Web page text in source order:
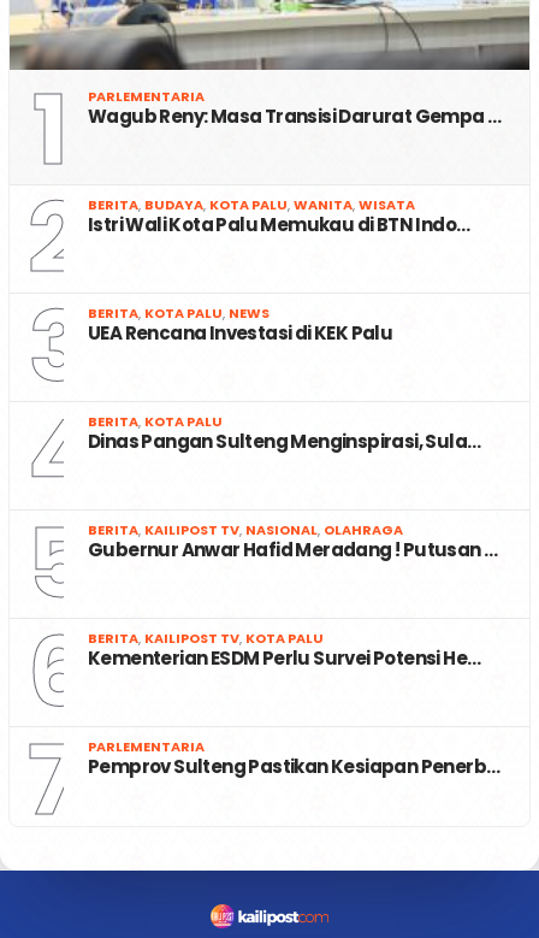
1 PARLEMENTARIA
Wagub Reny: Masa Transisi Darurat Gempa …
2 BERITA, BUDAYA, KOTA PALU,WANITA,WISATA
Istri Wali Kota Palu Memukau di BTN Indo…
3 BERITA, KOTA PALU, NEWS
UEA Rencana Investasi di KEK Palu
4 BERITA, KOTA PALU
Dinas Pangan Sulteng Menginspirasi, Sula…
5 BERITA, KAILIPOST TV, NASIONAL, OLAHRAGA
Gubernur Anwar Hafid Meradang ! Putusan …
6 BERITA, KAILIPOST TV, KOTA PALU
Kementerian ESDM Perlu Survei Potensi He…
7 PARLEMENTARIA
Pemprov Sulteng Pastikan Kesiapan Penerb…